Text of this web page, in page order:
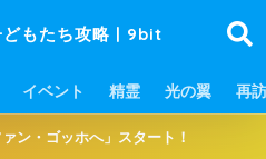
もたち攻略 | 9bit
イベント 精霊 光の翼 再訪
ン・ゴッホへ」スタート！